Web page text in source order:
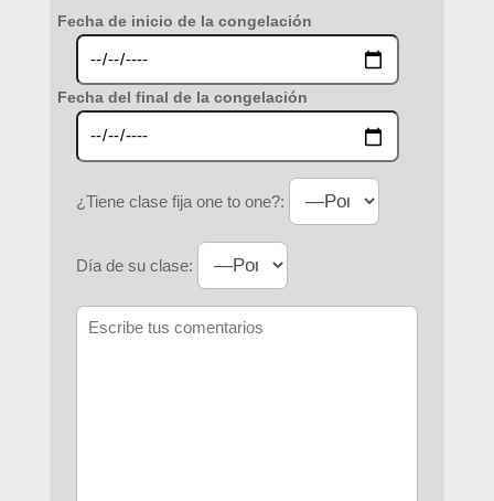
Fecha de inicio de la congelación
Fecha del final de la congelación
¿Tiene clase fija one to one?:
Día de su clase: